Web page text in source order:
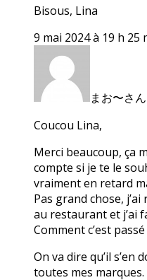
Bisous, Lina
9 mai 2024 à 19 h 25
まお〜さん
Coucou Lina,
Merci beaucoup, ça
compte si je te le
vraiment en retard
Pas grand chose,
au restaurant et j’ai
Comment c’est
On va dire qu’il s’en
toutes mes marques.